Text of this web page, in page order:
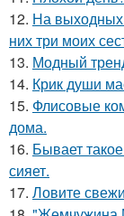
12. На выходных
них три моих
13. Модный
14. Крик души
15. Флисовые
дома.
16. Бывает
сияет.
17. Ловите